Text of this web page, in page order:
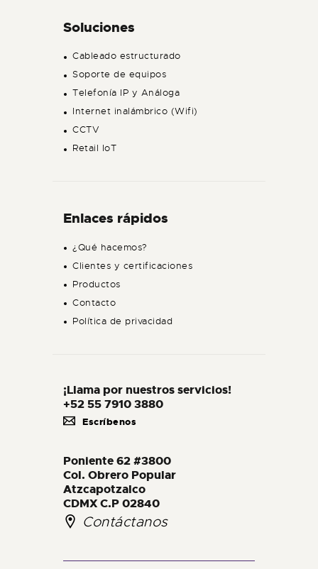
Soluciones
Cableado estructurado
Soporte de equipos
Telefonía IP y Análoga
Internet inalámbrico (Wifi)
CCTV
Retail IoT
Enlaces rápidos
¿Qué hacemos?
Clientes y certificaciones
Productos
Contacto
Política de privacidad
¡Llama por nuestros servicios!
+52 55 7910 3880
Escríbenos
Poniente 62 #3800
Col. Obrero Popular
Atzcapotzalco
CDMX C.P 02840
Contáctanos